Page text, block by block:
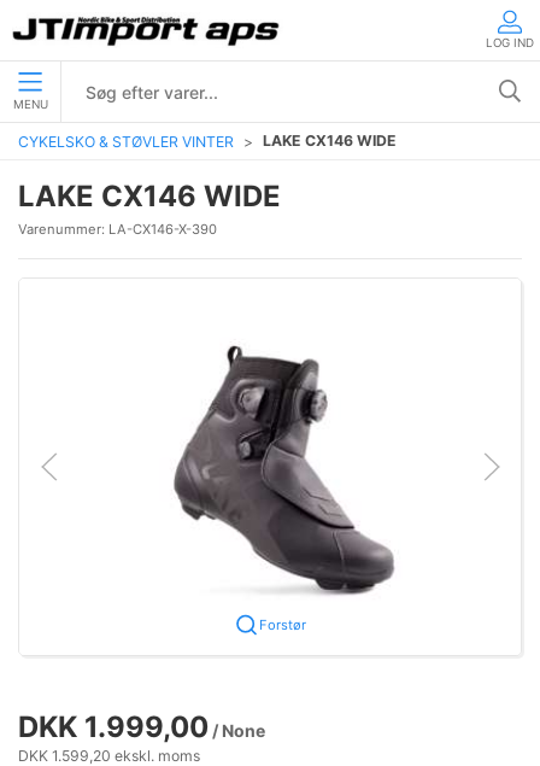
LOG IND
MENU
CYKELSKO & STØVLER VINTER LAKE CX146 WIDE
LAKE CX146 WIDE
Varenummer: LA-CX146-X-390
Forstør
DKK 1.999,00 / None
DKK 1.599,20 ekskl. moms